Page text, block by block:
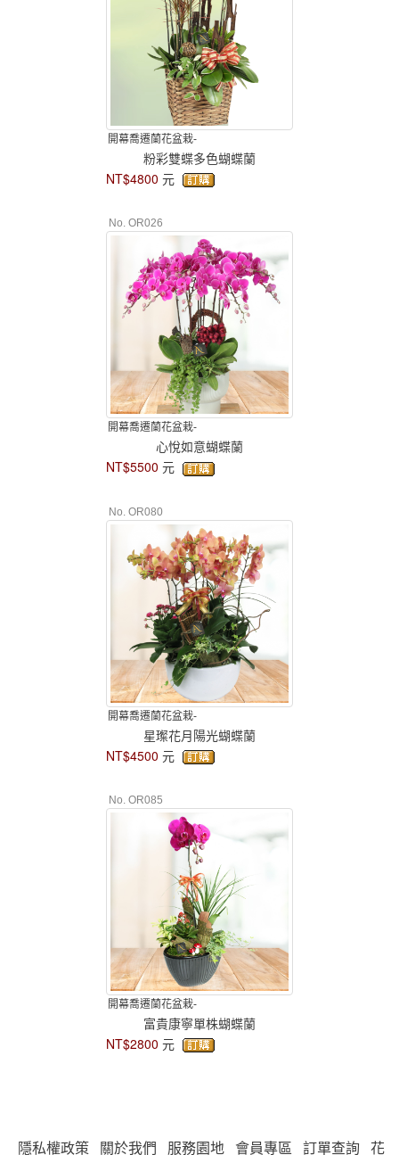
開幕喬遷蘭花盆栽-
粉彩雙蝶多色蝴蝶蘭
NT$4800 元
No. OR026
開幕喬遷蘭花盆栽-
心悅如意蝴蝶蘭
NT$5500 元
No. OR080
開幕喬遷蘭花盆栽-
星璨花月陽光蝴蝶蘭
NT$4500 元
No. OR085
開幕喬遷蘭花盆栽-
富貴康寧單株蝴蝶蘭
NT$2800 元
隱私權政策 關於我們 服務園地 會員專區 訂單查詢 花